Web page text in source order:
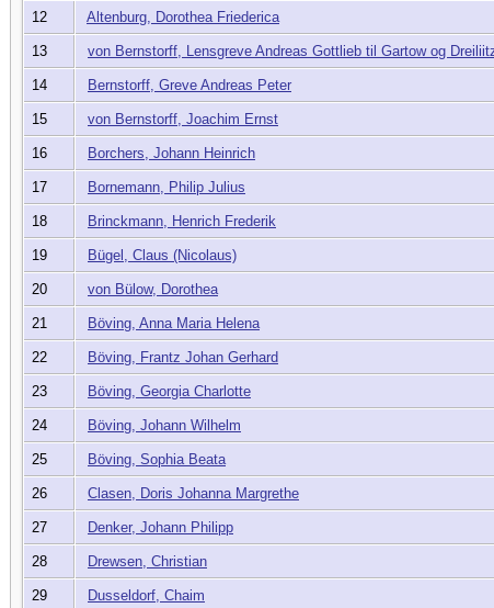
12 Altenburg, Dorothea Friederica
13 von Bernstorff, Lensgreve Andreas Gottlieb til Gartow og
14 Bernstorff, Greve Andreas Peter
15 von Bernstorff, Joachim Ernst
16 Borchers, Johann Heinrich
17 Bornemann, Philip Julius
18 Brinckmann, Henrich Frederik
19 Bügel, Claus (Nicolaus)
20 von Bülow, Dorothea
21 Böving, Anna Maria Helena
22 Böving, Frantz Johan Gerhard
23 Böving, Georgia Charlotte
24 Böving, Johann Wilhelm
25 Böving, Sophia Beata
26 Clasen, Doris Johanna Margrethe
27 Denker, Johann Philipp
28 Drewsen, Christian
29 Dusseldorf, Chaim